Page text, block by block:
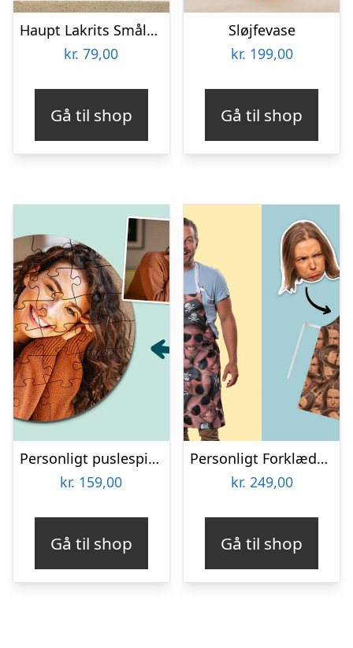
Haupt Lakrits Smålänningar
kr. 79,00
Gå til shop
Sløjfevase
kr. 199,00
Gå til shop
Personligt puslespil med Billede – Rundt
kr. 159,00
Gå til shop
Personligt Forklæde med Billede – Multiface
kr. 249,00
Gå til shop